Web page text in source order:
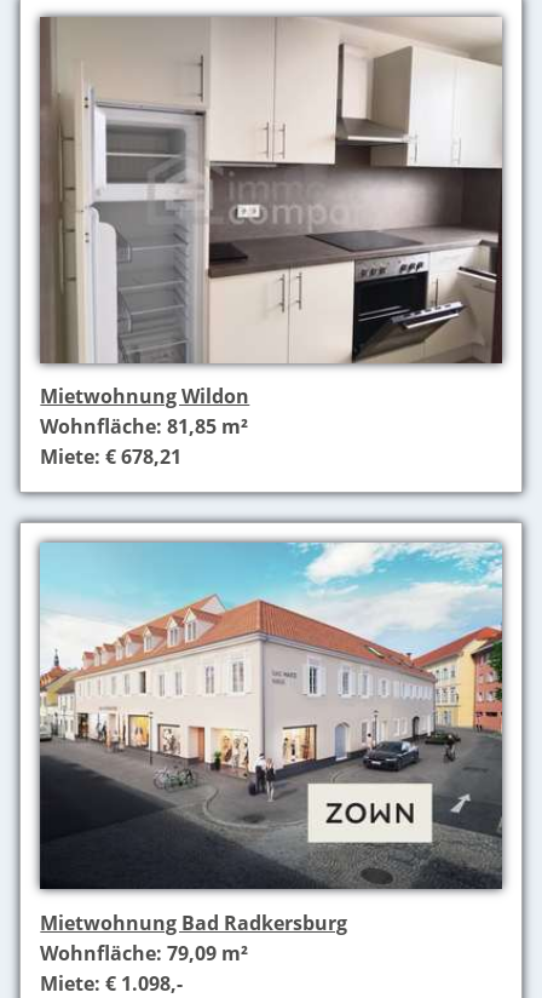
Mietwohnung Wildon
Wohnfläche: 81,85 m²
Miete: € 678,21
Mietwohnung Bad Radkersburg
Wohnfläche: 79,09 m²
Miete: € 1.098,-